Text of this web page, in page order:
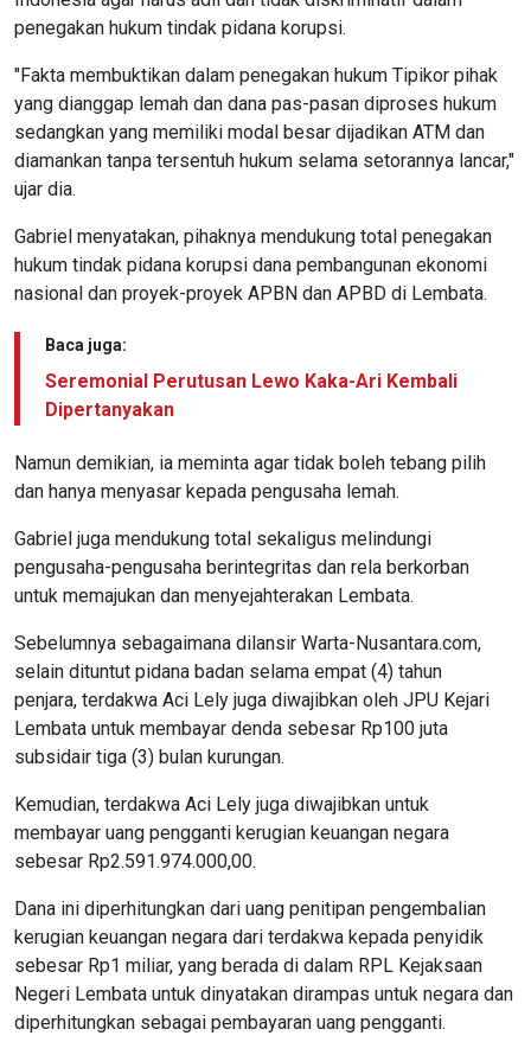
penegakan hukum tindak pidana korupsi.
"Fakta membuktikan dalam penegakan hukum Tipikor pihak
yang dianggap lemah dan dana pas-pasan diproses hukum
sedangkan yang memiliki modal besar dijadikan ATM dan
diamankan tanpa tersentuh hukum selama setorannya lancar,"
ujar dia.
Gabriel menyatakan, pihaknya mendukung total penegakan
hukum tindak pidana korupsi dana pembangunan ekonomi
nasional dan proyek-proyek APBN dan APBD di Lembata.
Baca juga:
Seremonial Perutusan Lewo Kaka-Ari Kembali
Dipertanyakan
Namun demikian, ia meminta agar tidak boleh tebang pilih
dan hanya menyasar kepada pengusaha lemah.
Gabriel juga mendukung total sekaligus melindungi
pengusaha-pengusaha berintegritas dan rela berkorban
untuk memajukan dan menyejahterakan Lembata.
Sebelumnya sebagaimana dilansir Warta-Nusantara.com,
selain dituntut pidana badan selama empat (4) tahun
penjara, terdakwa Aci Lely juga diwajibkan oleh JPU Kejari
Lembata untuk membayar denda sebesar Rp100 juta
subsidair tiga (3) bulan kurungan.
Kemudian, terdakwa Aci Lely juga diwajibkan untuk
membayar uang pengganti kerugian keuangan negara
sebesar Rp2.591.974.000,00.
Dana ini diperhitungkan dari uang penitipan pengembalian
kerugian keuangan negara dari terdakwa kepada penyidik
sebesar Rp1 miliar, yang berada di dalam RPL Kejaksaan
Negeri Lembata untuk dinyatakan dirampas untuk negara dan
diperhitungkan sebagai pembayaran uang pengganti.